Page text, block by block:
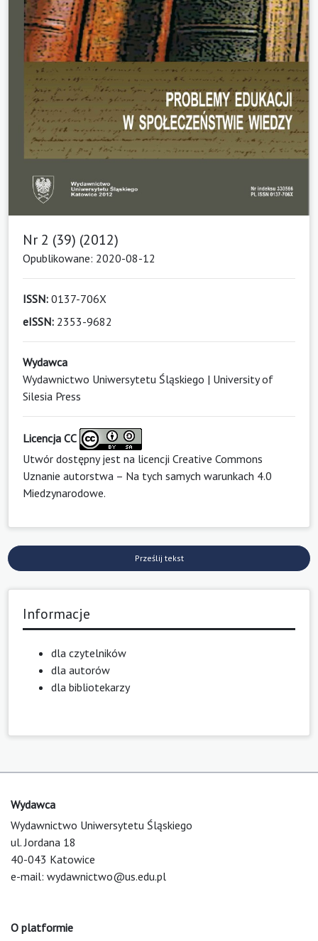
Nr 2 (39) (2012)
Opublikowane: 2020-08-12
ISSN: 0137-706X
eISSN: 2353-9682
Wydawca
Wydawnictwo Uniwersytetu Śląskiego | University of
Silesia Press
Licencja CC
Utwór dostępny jest na licencji Creative Commons
Uznanie autorstwa – Na tych samych warunkach 4.0
Miedzynarodowe.
Prześlij tekst
Informacje
dla czytelników
dla autorów
dla bibliotekarzy
Wydawca
Wydawnictwo Uniwersytetu Śląskiego
ul. Jordana 18
40-043 Katowice
e-mail: wydawnictwo@us.edu.pl
O platformie